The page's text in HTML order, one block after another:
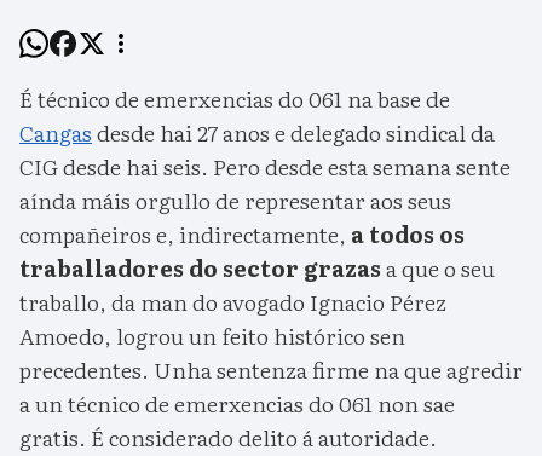
É técnico de emerxencias do 061 na base de
Cangasdesde hai 27 anos e delegado sindical da
CIG desde hai seis. Pero desde esta semana sente
aínda máis orgullo de representar aos seus
compañeiros e, indirectamente, a todos os
traballadores do sector grazasa que o seu
traballo, da man do avogado Ignacio Pérez
Amoedo, logrou un feito histórico sen
precedentes. Unha sentenza firme na que agredir
a un técnico de emerxencias do 061 non sae
gratis. É considerado delito á autoridade.